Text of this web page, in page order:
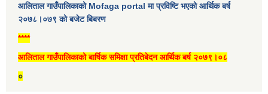
आलिताल गाउँपालिकाको Mofaga portal मा प्रविष्टि भएको आर्थिक बर्ष
२०७८।०७९ को बजेट बिबरण
****
आलिताल गाउँपालिकाको बार्षिक समिक्षा प्रतिबेदन आर्थिक बर्ष २०७९।०८
०